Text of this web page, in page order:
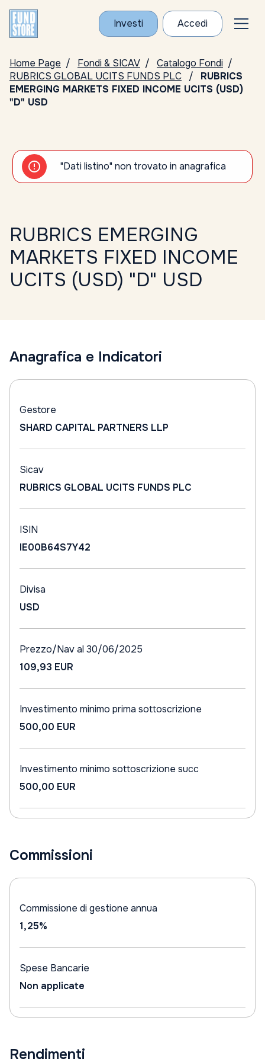
Investi Accedi
Home Page Fondi & SICAV
Catalogo Fondi
RUBRICS GLOBAL UCITS FUNDS PLC
RUBRICS
EMERGING MARKETS FIXED INCOME UCITS (USD)
"D" USD
"Dati listino" non trovato in anagrafica
RUBRICS EMERGING
MARKETS FIXED INCOME
UCITS (USD) "D" USD
Anagrafica e Indicatori
Gestore
SHARD CAPITAL PARTNERS LLP
Sicav
RUBRICS GLOBAL UCITS FUNDS PLC
ISIN
IE00B64S7Y42
Divisa
USD
Prezzo/Nav al 30/06/2025
109,93 EUR
Investimento minimo prima sottoscrizione
500,00 EUR
Investimento minimo sottoscrizione succ
500,00 EUR
Commissioni
Commissione di gestione annua
1,25%
Spese Bancarie
Non applicate
Rendimenti